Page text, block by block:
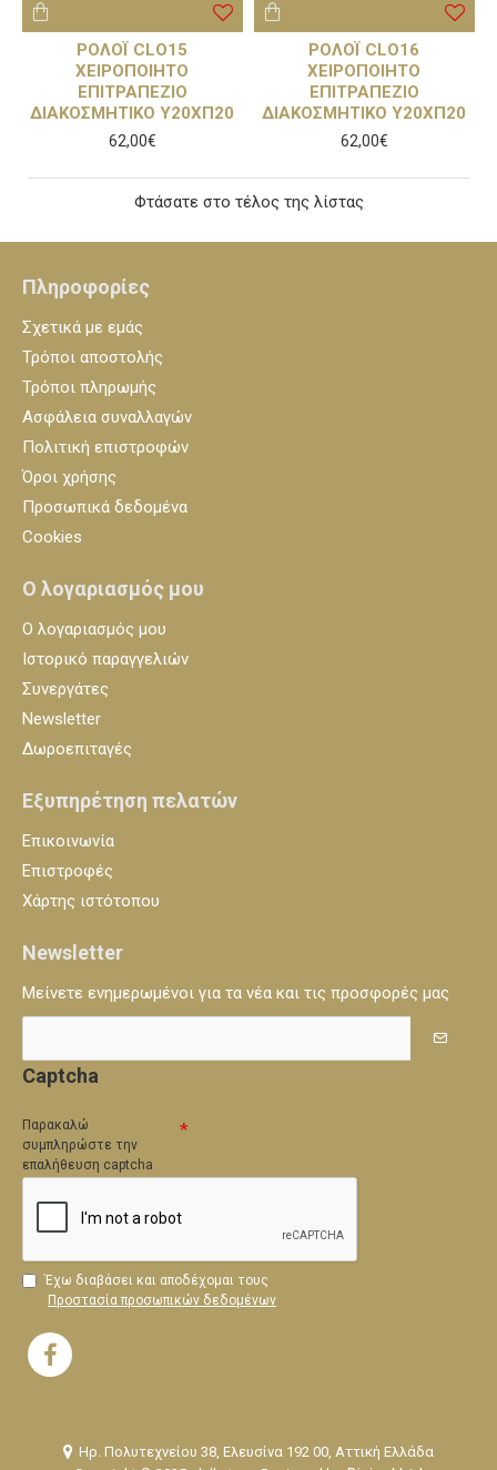
ΡΟΛΟΪ CLO15
ΧΕΙΡΟΠΟΙΗΤΟ
ΕΠΙΤΡΑΠΕΖΙΟ
ΔΙΑΚΟΣΜΗΤΙΚΟ Υ20ΧΠ20
62,00€
ΡΟΛΟΪ CLO16
ΧΕΙΡΟΠΟΙΗΤΟ
ΕΠΙΤΡΑΠΕΖΙΟ
ΔΙΑΚΟΣΜΗΤΙΚΟ Υ20ΧΠ20
62,00€
Φτάσατε στο τέλος της λίστας
Πληροφορίες
Σχετικά με εμάς
Τρόποι αποστολής
Τρόποι πληρωμής
Ασφάλεια συναλλαγών
Πολιτική επιστροφών
Όροι χρήσης
Προσωπικά δεδομένα
Cookies
Ο λογαριασμός μου
Ο λογαριασμός μου
Ιστορικό παραγγελιών
Συνεργάτες
Newsletter
Δωροεπιταγές
Εξυπηρέτηση πελατών
Επικοινωνία
Επιστροφές
Χάρτης ιστότοπου
Newsletter
Μείνετε ενημερωμένοι για τα νέα και τις προσφορές μας
Captcha
Παρακαλώ
συμπληρώστε την
επαλήθευση captcha
Έχω διαβάσει και αποδέχομαι τους
Προστασία προσωπικών δεδομένων
Ηρ. Πολυτεχνείου 38, Ελευσίνα 192 00, Αττική Ελλάδα